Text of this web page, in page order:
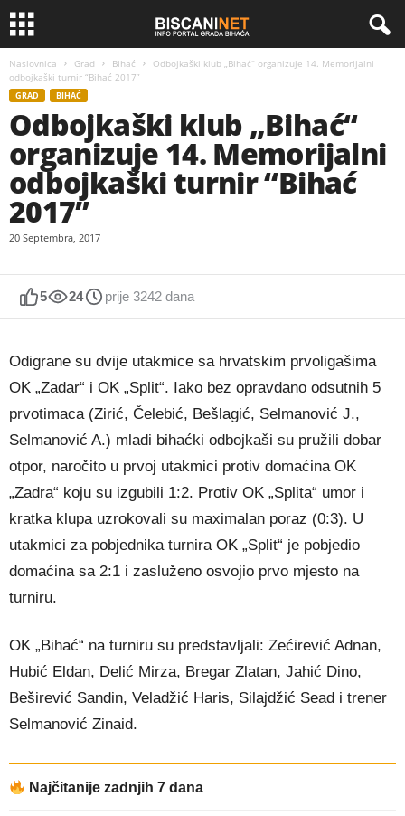
Naslovnica Grad Bihać
Odbojkaški klub „Bihać“ organizuje 14. Memorijalni
odbojkaški turnir “Bihać 2017”
GRAD BIHAĆ
Odbojkaški klub „Bihać“
organizuje 14. Memorijalni
odbojkaški turnir “Bihać
2017”
20 Septembra, 2017
5 24 prije 3242 dana
Odigrane su dvije utakmice sa hrvatskim prvoligašima
OK „Zadar“ i OK „Split“. Iako bez opravdano odsutnih 5
prvotimaca (Zirić, Čelebić, Bešlagić, Selmanović J.,
Selmanović A.) mladi bihaćki odbojkaši su pružili dobar
otpor, naročito u prvoj utakmici protiv domaćina OK
„Zadra“ koju su izgubili 1:2. Protiv OK „Splita“ umor i
kratka klupa uzrokovali su maximalan poraz (0:3). U
utakmici za pobjednika turnira OK „Split“ je pobjedio
domaćina sa 2:1 i zasluženo osvojio prvo mjesto na
turniru.
OK „Bihać“ na turniru su predstavljali: Zećirević Adnan,
Hubić Eldan, Delić Mirza, Bregar Zlatan, Jahić Dino,
Beširević Sandin, Veladžić Haris, Silajdžić Sead i trener
Selmanović Zinaid.
Najčitanije zadnjih 7 dana